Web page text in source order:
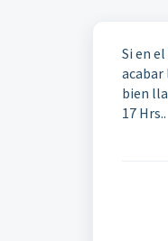
Si en
bien
17 Hrs..